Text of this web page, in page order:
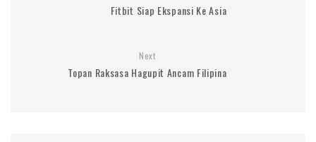
Fitbit Siap Ekspansi Ke Asia
Next
Topan Raksasa Hagupit Ancam Filipina